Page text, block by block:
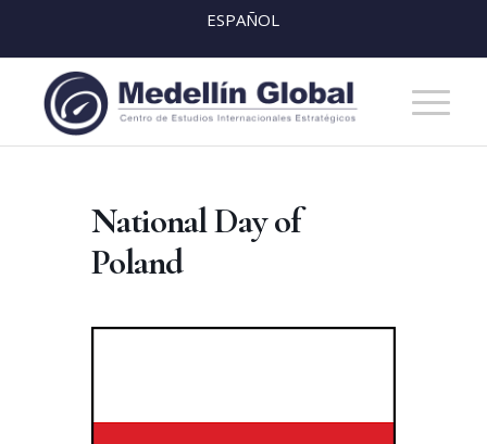
ESPAÑOL
National Day of
Poland